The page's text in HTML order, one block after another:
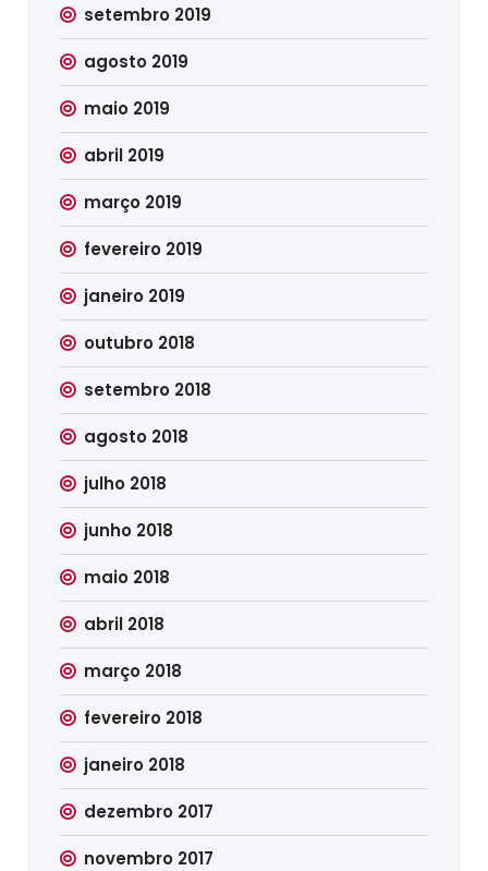
setembro 2019
agosto 2019
maio 2019
abril 2019
março 2019
fevereiro 2019
janeiro 2019
outubro 2018
setembro 2018
agosto 2018
julho 2018
junho 2018
maio 2018
abril 2018
março 2018
fevereiro 2018
janeiro 2018
dezembro 2017
novembro 2017